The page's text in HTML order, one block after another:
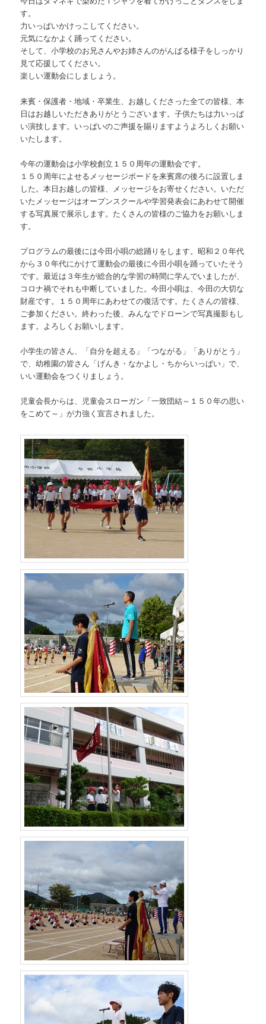
す。
力いっぱいかけっこしてください。
元気になかよく踊ってください。
そして、小学校のお兄さんやお姉さんのがんばる様子をしっかり
見て応援してください。
楽しい運動会にしましょう。
来賓・保護者・地域・卒業生、お越しくださった全ての皆様、本
日はお越しいただきありがとうございます。子供たちは力いっぱ
い演技します。いっぱいのご声援を賜りますようよろしくお願い
いたします。
今年の運動会は小学校創立１５０周年の運動会です。
１５０周年によせるメッセージボードを来賓席の後ろに設置しま
した。本日お越しの皆様、メッセージをお寄せください。いただ
いたメッセージはオープンスクールや学習発表会にあわせて開催
する写真展で展示します。たくさんの皆様のご協力をお願いしま
す。
プログラムの最後には今田小唄の総踊りをします。昭和２０年代
から３０年代にかけて運動会の最後に今田小唄を踊っていたそう
です。最近は３年生が総合的な学習の時間に学んでいましたが、
コロナ禍でそれも中断していました。今田小唄は、今田の大切な
財産です。１５０周年にあわせての復活です。たくさんの皆様、
ご参加ください。終わった後、みんなでドローンで写真撮影もし
ます。よろしくお願いします。
小学生の皆さん、「自分を超える」「つながる」「ありがとう」
で、幼稚園の皆さん「げんき・なかよし・ちからいっぱい」で、
いい運動会をつくりましょう。
児童会長からは、児童会スローガン「一致団結～１５０年の思い
をこめて～」が力強く宣言されました。